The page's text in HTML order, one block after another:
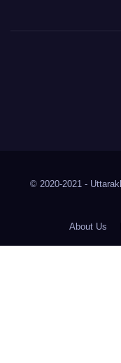
© 2020-2021 -
About Us